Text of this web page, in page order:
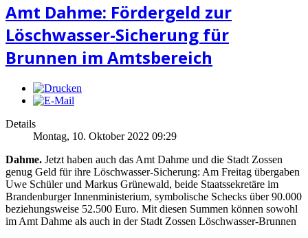
Amt Dahme: Fördergeld zur
Löschwasser-Sicherung für
Brunnen im Amtsbereich
Details
Montag, 10. Oktober 2022 09:29
Dahme. Jetzt haben auch das Amt Dahme und die Stadt Zossen
genug Geld für ihre Löschwasser-Sicherung: Am Freitag übergaben
Uwe Schüler und Markus Grünewald, beide Staatssekretäre im
Brandenburger Innenministerium, symbolische Schecks über 90.000
beziehungsweise 52.500 Euro. Mit diesen Summen können sowohl
im Amt Dahme als auch in der Stadt Zossen Löschwasser-Brunnen